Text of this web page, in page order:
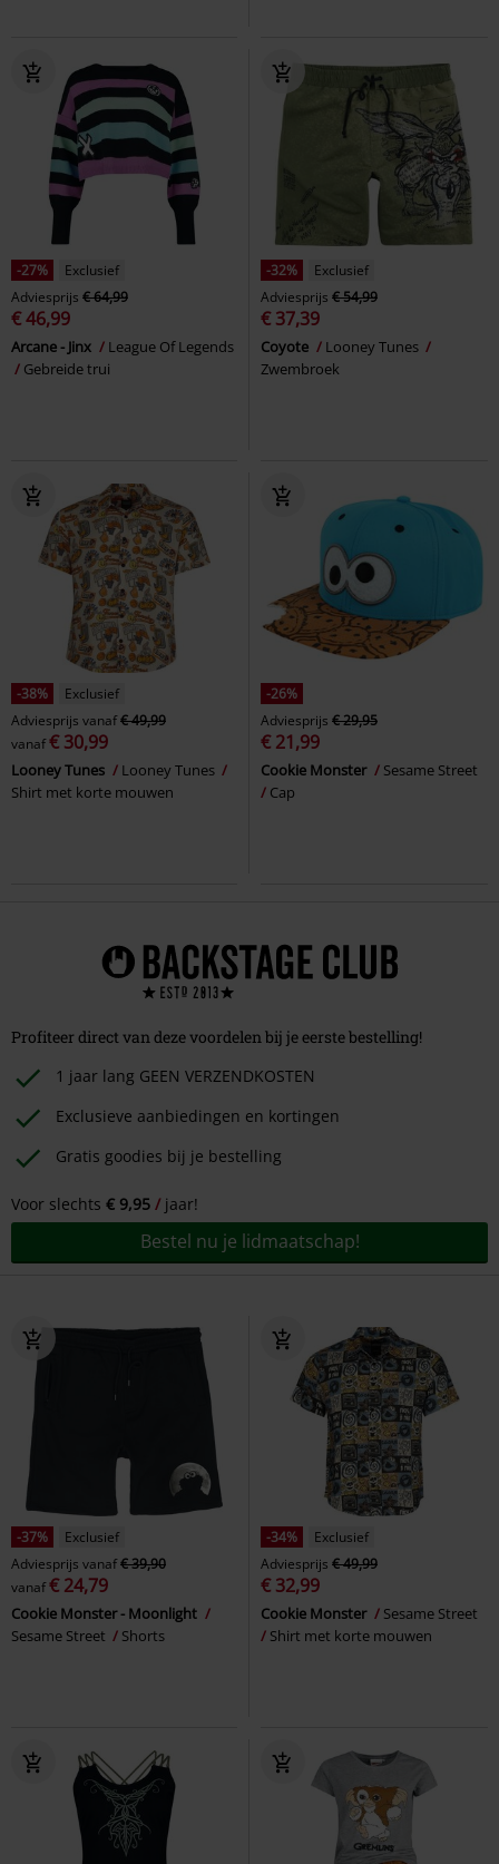
-27%
Exclusief
Adviesprijs € 64,99
€ 46,99
Arcane - Jinx
League Of Legends
Gebreide trui
-32%
Exclusief
Adviesprijs € 54,99
€ 37,39
Coyote
Looney Tunes
Zwembroek
-38%
Exclusief
Adviesprijs vanaf€ 49,99
vanaf€ 30,99
Looney Tunes
Looney Tunes
Shirt met korte mouwen
-26%
Adviesprijs € 29,95
€ 21,99
Cookie Monster
Sesame Street
Cap
Profiteer direct van deze voordelen bij je eerste bestelling!
1 jaar lang GEEN VERZENDKOSTEN
Exclusieve aanbiedingen en kortingen
Gratis goodies bij je bestelling
Voor slechts € 9,95 jaar!
Bestel nu je lidmaatschap!
-37%
Exclusief
Adviesprijs vanaf€ 39,90
vanaf€ 24,79
Cookie Monster - Moonlight
Sesame Street
Shorts
-34%
Exclusief
Adviesprijs € 49,99
€ 32,99
Cookie Monster
Sesame Street
Shirt met korte mouwen